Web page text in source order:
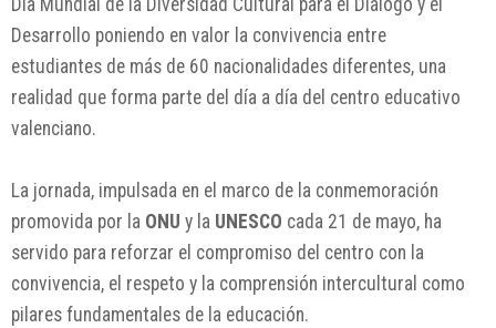
Día Mundial de la Diversidad Cultural para el Diálogo y el
Desarrollo poniendo en valor la convivencia entre
estudiantes de más de 60 nacionalidades diferentes, una
realidad que forma parte del día a día del centro educativo
valenciano.
La jornada, impulsada en el marco de la conmemoración
promovida por la ONU y la UNESCO cada 21 de mayo, ha
servido para reforzar el compromiso del centro con la
convivencia, el respeto y la comprensión intercultural como
pilares fundamentales de la educación.